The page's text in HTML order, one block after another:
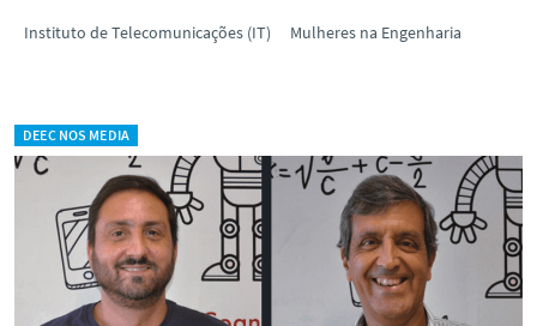
Instituto de Telecomunicações (IT) Mulheres na Engenharia
DEEC NOS MEDIA